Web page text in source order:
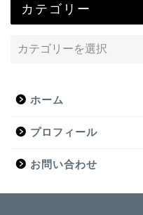
カテゴリー
ホーム
プロフィール
お問い合わせ